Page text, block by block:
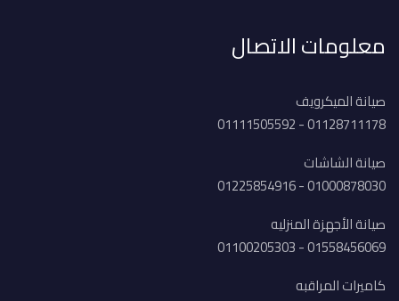
معلومات الاتصال
صيانة الميكرويف
01128711178 - 01111505592
صيانة الشاشات
01000878030 - 01225854916
صيانة الأجهزة المنزليه
01558456069 - 01100205303
كاميرات المراقبه